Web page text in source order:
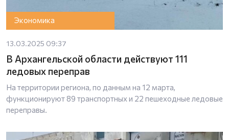
Экономика
13.03.2025 09:37
В Архангельской области действуют 111
ледовых переправ
На территории региона, по данным на 12 марта,
функционируют 89 транспортных и 22 пешеходные ледовые
переправы.